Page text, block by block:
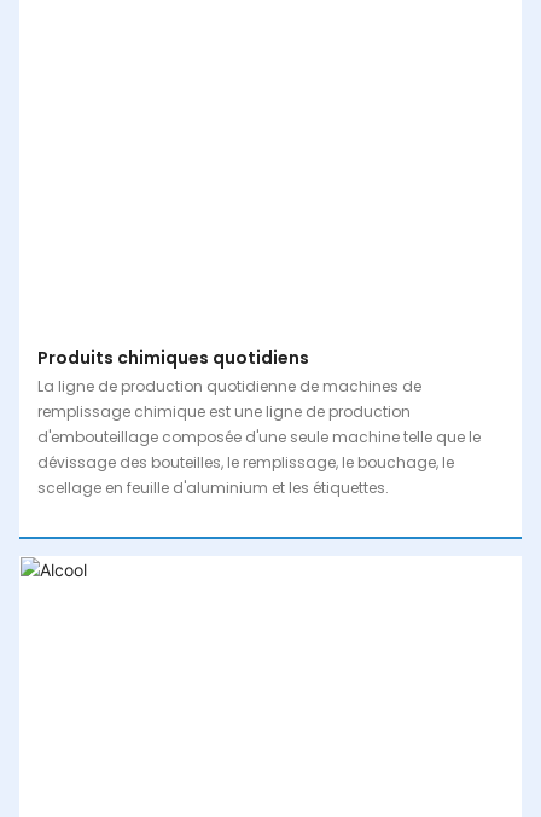
Produits chimiques quotidiens
La ligne de production quotidienne de machines de
remplissage chimique est une ligne de production
d'embouteillage composée d'une seule machine telle que le
dévissage des bouteilles, le remplissage, le bouchage, le
scellage en feuille d'aluminium et les étiquettes.